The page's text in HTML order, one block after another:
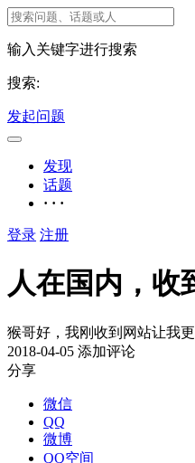
输入关键字进行搜索
搜索:
发起问题
发现
话题
· · ·
登录 注册
人在国内，
猴哥好，我刚收到网站让我
2018-04-05 添加评论
分享
微信
QQ
微博
QQ空间